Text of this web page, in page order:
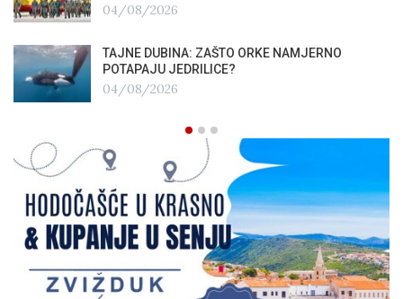
04/08/2026
TAJNE DUBINA: ZAŠTO ORKE NAMJERNO
POTAPAJU JEDRILICE?
04/08/2026